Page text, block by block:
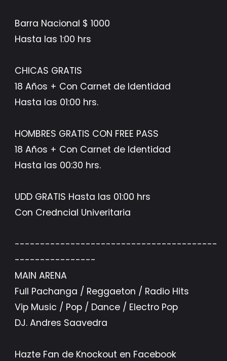
Barra Nacional $ 1000
Hasta las 1:00 hrs
CHICAS GRATIS
18 Años + Con Carnet de Identidad
Hasta las 01:00 hrs.
HOMBRES GRATIS CON FREE PASS
18 Años + Con Carnet de Identidad
Hasta las 00:30 hrs.
UDD GRATIS Hasta las 01:00 hrs
Con Credncial Univeritaria
----------------------------------------
----------------
MAIN ARENA
Full Pachanga / Reggaeton / Radio Hits
Vip Music / Pop / Dance / Electro Pop
DJ. Andres Saavedra
Hazte Fan de Knockout en Facebook